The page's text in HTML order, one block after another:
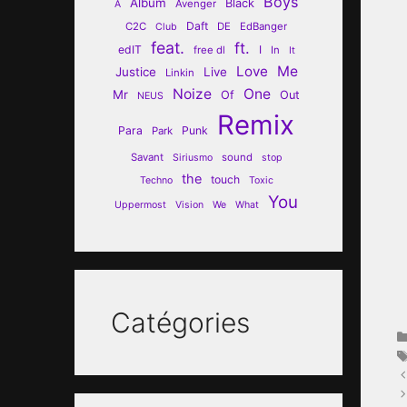
A Avenger Black
C2C Club Daft DE EdBanger
edIT feat. free dl ft. I In It
Justice Linkin Live Love Me
Mr NEUS Noize Of One Out
Para Park Punk Remix
Savant Siriusmo sound
stop
Techno
the touch Toxic
Uppermost Vision We What You
Catégories